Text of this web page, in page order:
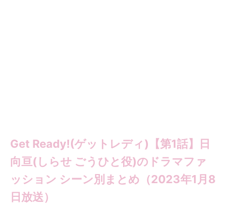
Get Ready!(ゲットレディ)【第1話】日
向亘(しらせ ごうひと役)のドラマファ
ッション シーン別まとめ（2023年1月8
日放送）